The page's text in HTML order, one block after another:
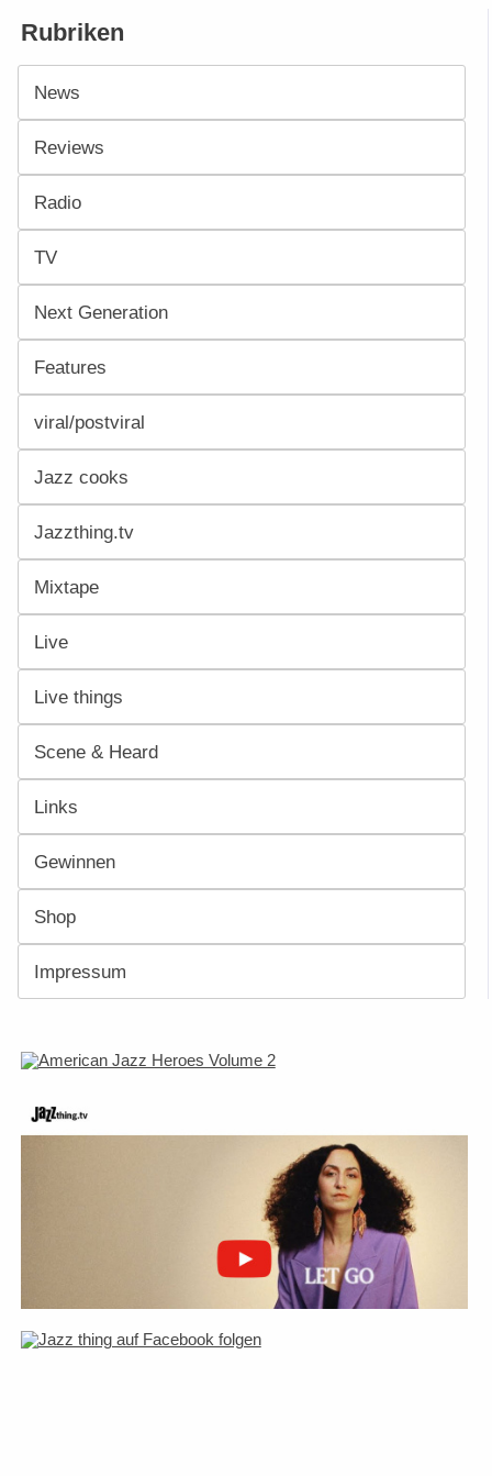
Rubriken
News
Reviews
Radio
TV
Next Generation
Features
viral/postviral
Jazz cooks
Jazzthing.tv
Mixtape
Live
Live things
Scene & Heard
Links
Gewinnen
Shop
Impressum